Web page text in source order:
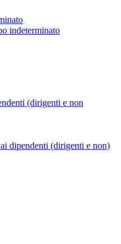
indeterminato
(dirigenti e non
dipendenti (dirigenti e non)